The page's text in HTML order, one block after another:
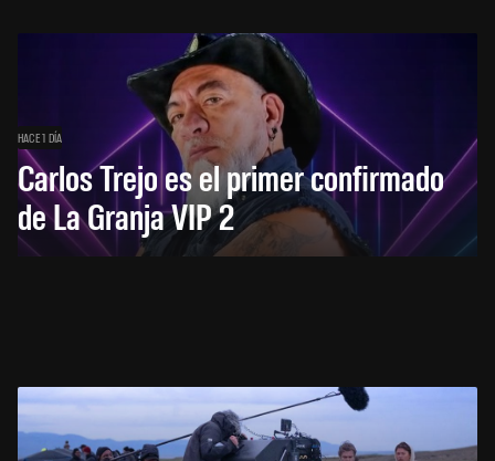
HACE 1 DÍA
Carlos Trejo es el primer confirmado
de La Granja VIP 2